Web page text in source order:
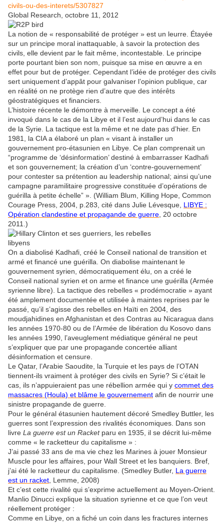
civils-ou-des-interets/5307827
Global Research, octobre 11, 2012
La notion de « responsabilité de protéger » est un leurre. Étayée
sur un principe moral inattaquable, à savoir la protection des
civils, elle devient par le fait même, incontestable. Le principe
porte pourtant bien son nom, puisque sa mise en œuvre a en
effet pour but de protéger. Cependant l’idée de protéger des civils
sert uniquement d’appât pour galvaniser l’opinion publique, car
en réalité on ne protège rien d’autre que des intérêts
géostratégiques et financiers.
L’histoire récente le démontre à merveille. Le concept a été
invoqué dans le cas de la Libye et il l’est aujourd’hui dans le cas
de la Syrie. La tactique est la même et ne date pas d’hier. En
1981, la CIA a élaboré un plan « visant à installer un
gouvernement pro-étasunien en Libye. Ce plan comprenait un
“programme de ‘désinformation’ destiné à embarrasser Kadhafi
et son gouvernement; la création d’un ‘contre-gouvernement’
pour contester sa prétention au leadership national; ainsi qu’une
campagne paramilitaire progressive constituée d’opérations de
guérilla à petite échelle” ». (William Blum, Killing Hope, Common
Courage Press, 2004, p.283, cité dans Julie Lévesque, LIBYE :
Opération clandestine et propagande de guerre , 20 octobre
2011.)
On a diabolisé Kadhafi, créé le Conseil national de transition et
armé et financé une guérilla. On diabolise maintenant le
gouvernement syrien, démocratiquement élu, on a créé le
Conseil national syrien et on arme et finance une guérilla (Armée
syrienne libre). La tactique des rebelles « prodémocratie » ayant
été amplement documentée et utilisée à maintes reprises par le
passé, qu’il s’agisse des rebelles en Haïti en 2004, des
moudjahidines en Afghanistan et des Contras au Nicaragua dans
les années 1970-80 ou de l’Armée de libération du Kosovo dans
les années 1990, l’aveuglement médiatique général ne peut
s’expliquer que par une propagande concertée alliant
désinformation et censure.
Le Qatar, l’Arabie Saoudite, la Turquie et les pays de l’OTAN
tiennent-ils vraiment à protéger des civils en Syrie? Si c’était le
cas, ils n’appuieraient pas une rébellion armée qui y commet des
massacres (Houla) et blâme le gouvernement afin de nourrir une
sinistre propagande de guerre.
Pour le général étasunien hautement décoré Smedley Buttler, les
guerres sont l’expression des rivalités économiques. Dans son
livre La guerre est un Racketparu en 1935, il se décrit lui-même
comme « le racketteur du capitalisme » :
J’ai passé 33 ans de ma vie chez les Marines à jouer Monsieur
Muscle pour les affaires, pour Wall Street et les banquiers. Bref,
j’ai été le racketteur du capitalisme. (Smedley Butler, La guerre
est un racket , Lemme, 2008)
Et c’est cette rivalité qui s’exprime actuellement au Moyen-Orient.
Manlio Dinucci explique la situation syrienne et ce que l’on veut
réellement protéger :
Comme en Libye, on a fiché un coin dans les fractures internes